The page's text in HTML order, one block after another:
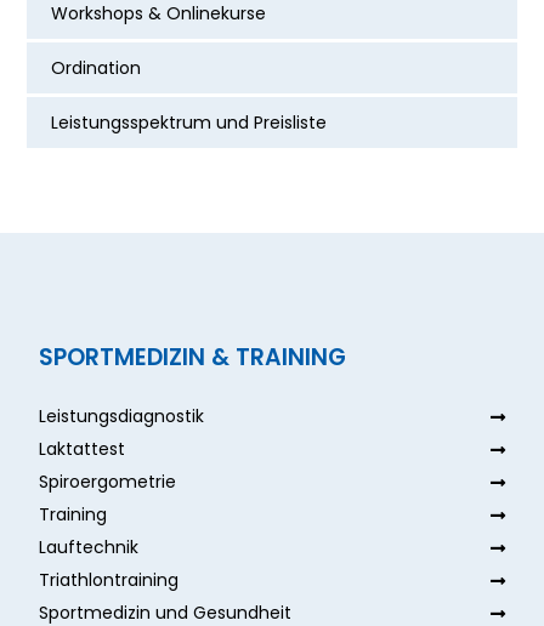
Workshops & Onlinekurse
Ordination
Leistungsspektrum und Preisliste
SPORTMEDIZIN & TRAINING
Leistungsdiagnostik
Laktattest
Spiroergometrie
Training
Lauftechnik
Triathlontraining
Sportmedizin und Gesundheit